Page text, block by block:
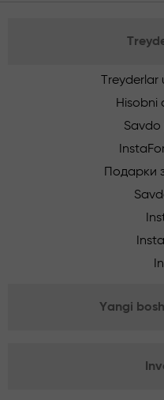
Treyderlar
Hisobni
Подарки
Yangi